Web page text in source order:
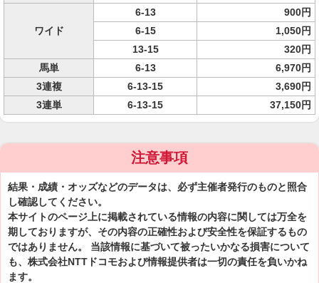
ワイド
6-13
900円
6-15
1,050円
13-15
320円
馬単
6-13
6,970円
3連複
6-13-15
3,690円
3連単
6-13-15 37,150円
注意事項
結果・成績・オッズなどのデータは、必ず主催者発行のものと照合
し確認してください。
本サイトのページ上に掲載されている情報の内容に関しては万全を
期しておりますが、その内容の正確性および安全性を保証するもの
ではありません。 当該情報に基づいて被ったいかなる損害について
も、株式会社NTTドコモおよび情報提供者は一切の責任を負いかね
ます。